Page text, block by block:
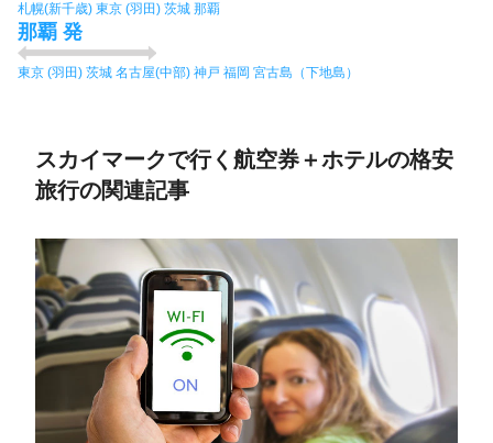
札幌(新千歳) 東京 (羽田) 茨城 那覇
那覇 発
東京 (羽田) 茨城 名古屋(中部) 神戸 福岡 宮古島（下地島）
スカイマークで行く航空券＋ホテルの格安
旅行の関連記事